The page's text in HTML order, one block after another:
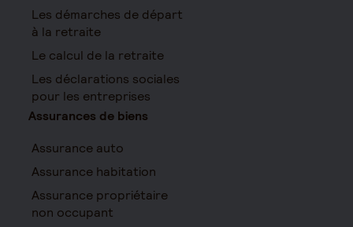
Les démarches de départ
à la retraite
Le calcul de la retraite
Les déclarations sociales
pour les entreprises
Assurances de biens
Assurance auto
Assurance habitation
Assurance propriétaire
non occupant